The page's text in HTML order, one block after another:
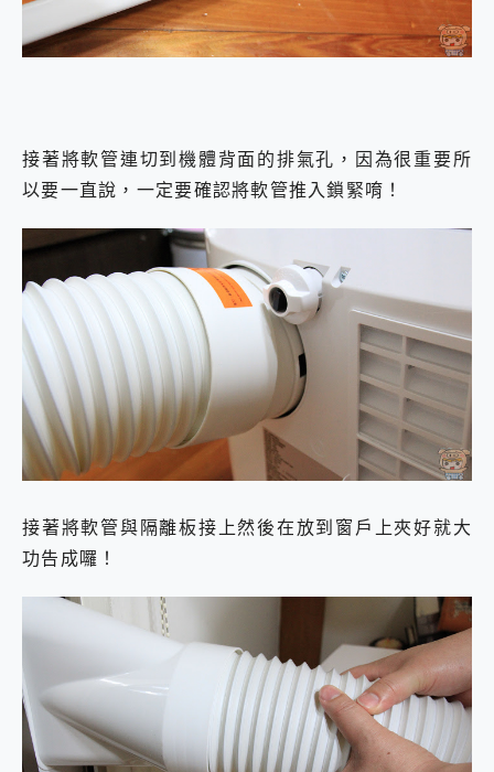
接著將軟管連切到機體背面的排氣孔，因為很重要所
以要一直說，一定要確認將軟管推入鎖緊唷！
接著將軟管與隔離板接上然後在放到窗戶上夾好就大
功告成囉！